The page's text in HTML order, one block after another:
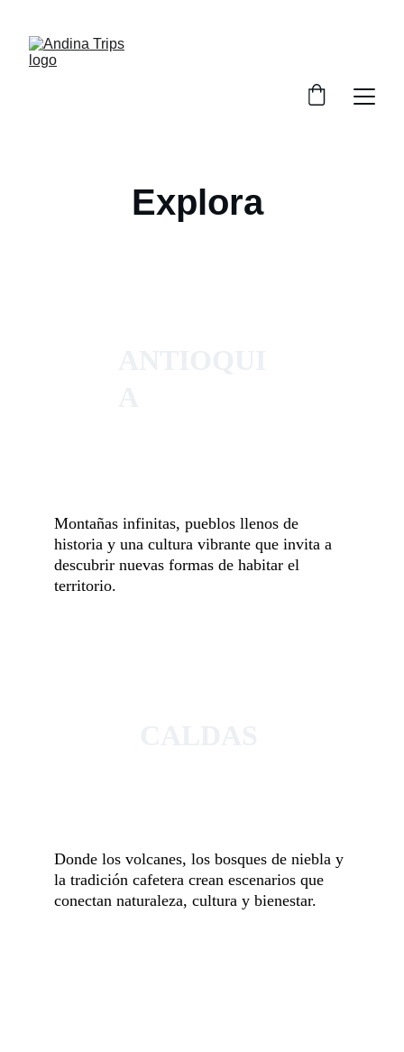
Explora
Montañas infinitas, pueblos llenos de
historia y una cultura vibrante que invita a
descubrir nuevas formas de habitar el
territorio.
Donde los volcanes, los bosques de niebla y
la tradición cafetera crean escenarios que
conectan naturaleza, cultura y bienestar.